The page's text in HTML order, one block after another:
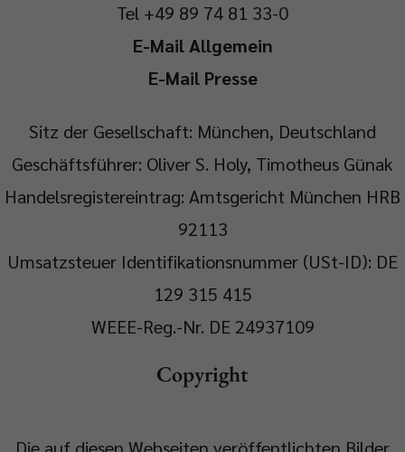
Tel +49 89 74 81 33-0
E-Mail Allgemein
E-Mail Presse
Sitz der Gesellschaft: München, Deutschland
Geschäftsführer: Oliver S. Holy, Timotheus Günak
Handelsregistereintrag: Amtsgericht München HRB
92113
Umsatzsteuer Identifikationsnummer (USt-ID): DE
129 315 415
WEEE-Reg.-Nr. DE 24937109
Copyright